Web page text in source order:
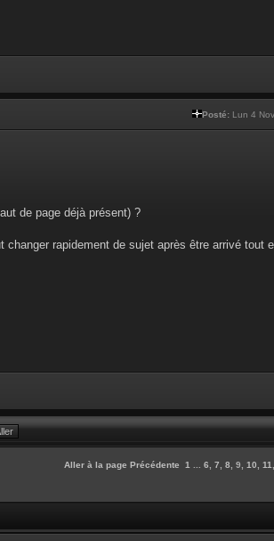
Posté: Lun 4
de page déjà présent) ?
rapidement de sujet après être arrivé tout
Aller à la page Précédente 1 6 7 8 9 10 11